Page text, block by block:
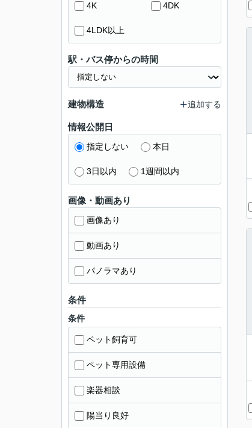
4K 4DK
4LDK以上
駅・バス停からの時間
建物構造 追加する
情報公開日
指定しない 本日
3日以内 1週間以内
画像・動画あり
画像あり
動画あり
パノラマあり
条件
条件
ペット飼育可
ペット専用設備
楽器相談
陽当り良好